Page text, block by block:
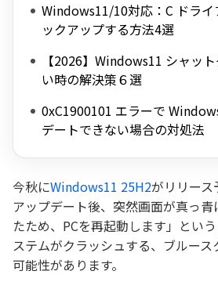
Windows11/10対応：C ドライ
ックアップする方法4選
【2026】Windows11 シャッ
い時の解決策６選
0xC1900101 エラーで
デートできない場合の対処法
今秋にWindows11 25H2がリリース
アップデート後、突然画面が真っ
たため、PCを再起動します」とい
ステムがクラッシュする、ブルース
可能性があります。